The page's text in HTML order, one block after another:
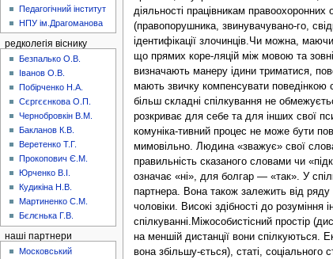
Педагогічний інститут
НПУ ім.Драгоманова
редколегія віснику
Безпалько О.В.
Іванов О.В.
Побірченко Н.А.
Сєргєєнкова О.П.
Чернобровкін В.М.
Бакланов К.В.
Веретенко Т.Г.
Прокопович Є.М.
Юрченко В.І.
Кудикіна Н.В.
Мартиненко С.М.
Бєлєнька Г.В.
наші партнери
Московський